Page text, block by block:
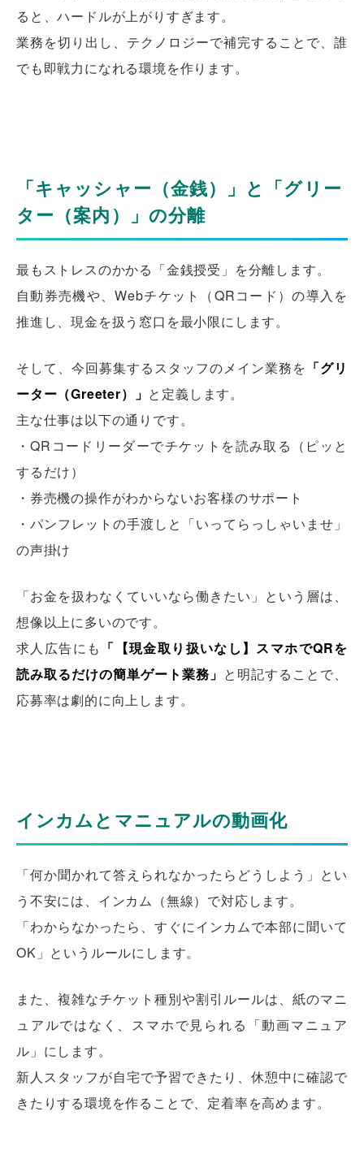
ると、ハードルが上がりすぎます。
業務を切り出し、テクノロジーで補完することで、誰
でも即戦力になれる環境を作ります。
「キャッシャー（金銭）」と「グリー
ター（案内）」の分離
最もストレスのかかる「金銭授受」を分離します。
自動券売機や、Webチケット（QRコード）の導入を
推進し、現金を扱う窓口を最小限にします。
そして、今回募集するスタッフのメイン業務を 「グリ
ーター（Greeter）」 と定義します。
主な仕事は以下の通りです。
・QRコードリーダーでチケットを読み取る（ピッと
するだけ）
・券売機の操作がわからないお客様のサポート
・パンフレットの手渡しと「いってらっしゃいませ」
の声掛け
「お金を扱わなくていいなら働きたい」という層は、
想像以上に多いのです。
求人広告にも 「【現金取り扱いなし】スマホでQRを
読み取るだけの簡単ゲート業務」 と明記することで、
応募率は劇的に向上します。
インカムとマニュアルの動画化
「何か聞かれて答えられなかったらどうしよう」とい
う不安には、インカム（無線）で対応します。
「わからなかったら、すぐにインカムで本部に聞いて
OK」というルールにします。
また、複雑なチケット種別や割引ルールは、紙のマニ
ュアルではなく、スマホで見られる「動画マニュア
ル」にします。
新人スタッフが自宅で予習できたり、休憩中に確認で
きたりする環境を作ることで、定着率を高めます。